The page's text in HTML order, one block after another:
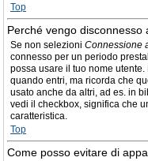
Top
Perché vengo disconnesso
Se non selezioni Connessione
connesso per un periodo
possa usare il tuo nome
quando entri, ma ricorda che
usato anche da altri, ad es. in
vedi il checkbox, significa che
caratteristica.
Top
Come posso evitare di